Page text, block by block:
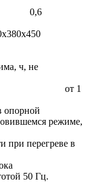
ч, не
мин. от 1
опорной
режиме,
при перегреве в
50 Гц.